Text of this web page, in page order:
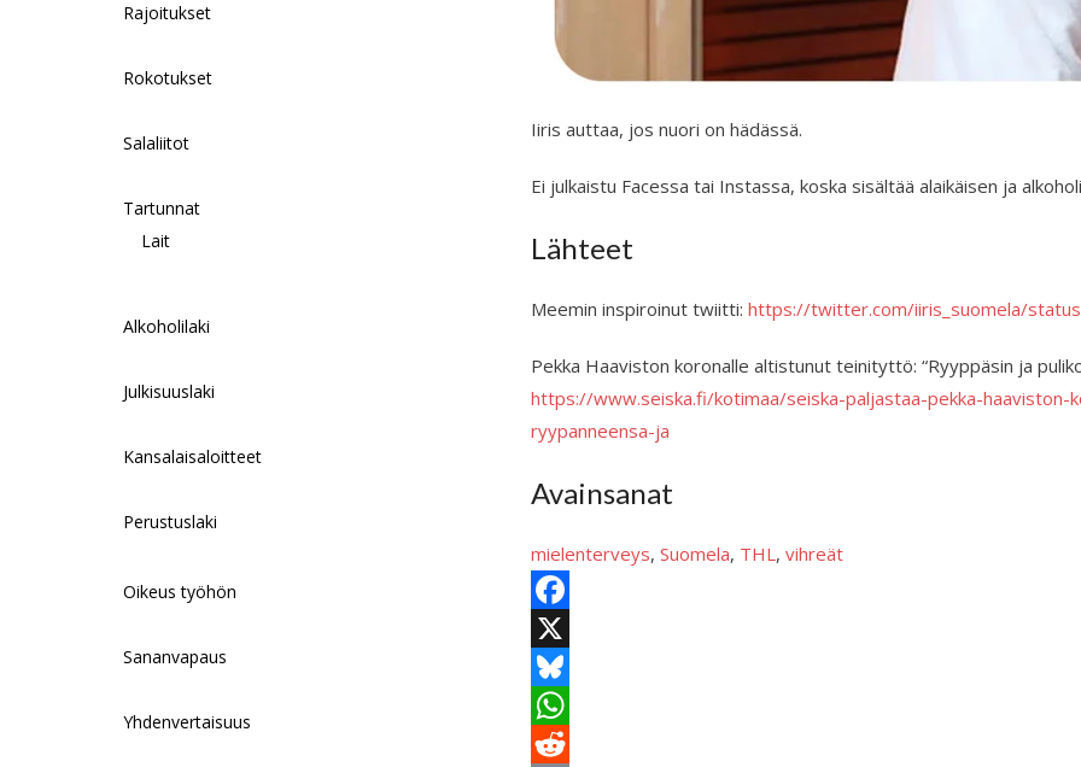
Iiris auttaa, jos nuori on hädässä.
Ei julkaistu Facessa tai Instassa, koska sisältää alaikäisen ja
Lähteet
Meemin inspiroinut twiitti: https://twitter.com/iiris_suomela/
Pekka Haaviston koronalle altistunut teinityttö: “Ryyppäsin ja
https://www.seiska.fi/kotimaa/seiska-paljastaa-pekka-haaviston-
ryypanneensa-ja
Avainsanat
mielenterveys, Suomela, THL, vihreät
F
a
c
e
X
B
W
Rajoitukset
Rokotukset
Salaliitot
Tartunnat
Lait
Alkoholilaki
Julkisuuslaki
Kansalaisaloitteet
Perustuslaki
Oikeus työhön
Sananvapaus
Yhdenvertaisuus